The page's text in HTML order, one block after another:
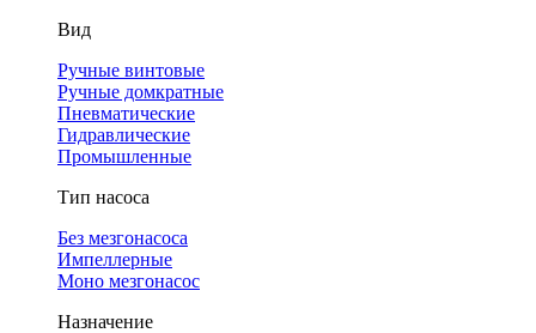
Вид
Ручные винтовые
Ручные домкратные
Пневматические
Гидравлические
Промышленные
Тип насоса
Без мезгонасоса
Импеллерные
Моно мезгонасос
Назначение